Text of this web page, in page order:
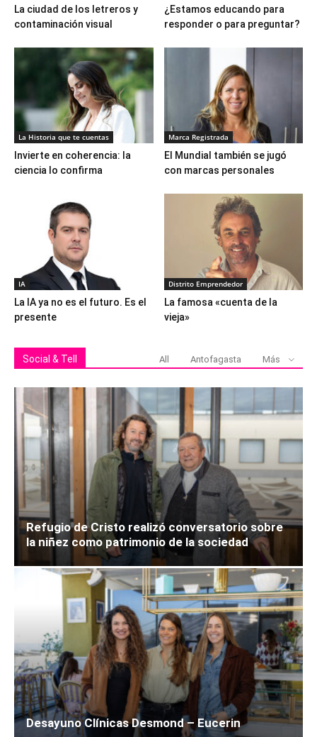
La ciudad de los letreros y
contaminación visual
¿Estamos educando para
responder o para preguntar?
La Historia que te cuentas
Invierte en coherencia: la
ciencia lo confirma
Marca Registrada
El Mundial también se jugó
con marcas personales
IA
La IA ya no es el futuro. Es el
presente
Distrito Emprendedor
La famosa «cuenta de la
vieja»
Social & Tell All Antofagasta Más
Refugio de Cristo realizó conversatorio sobre
la niñez como patrimonio de la sociedad
Desayuno Clínicas Desmond – Eucerin